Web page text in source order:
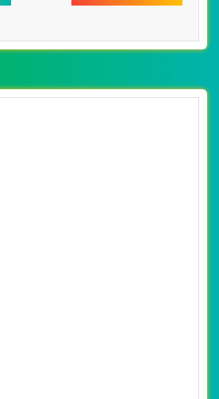
dùng khi duyệt website.
XEM WEBSITE